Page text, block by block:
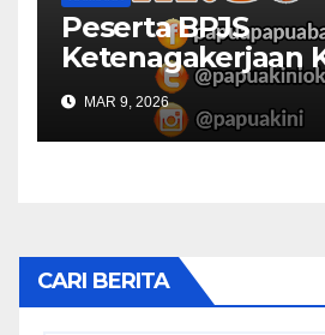
Peserta BPJS
Ketenagakerjaan
Berkurang 53
MAR 9, 2026
CARI BERITA